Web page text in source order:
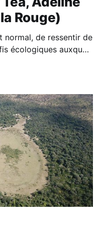
Rouge)
normal, de ressentir de
écologiques auxquels
essentiel
vers un monde